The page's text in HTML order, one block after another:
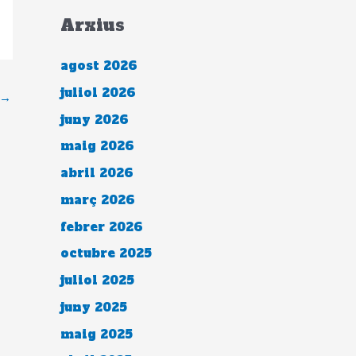
→
Arxius
agost 2026
juliol 2026
juny 2026
maig 2026
abril 2026
març 2026
febrer 2026
octubre 2025
juliol 2025
juny 2025
maig 2025